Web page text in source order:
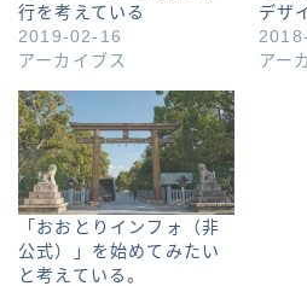
行を考えている
2019-02-16
アーカイブス
デザ
アー
「おおとりインフォ（非
公式）」を始めてみたい
と考えている。